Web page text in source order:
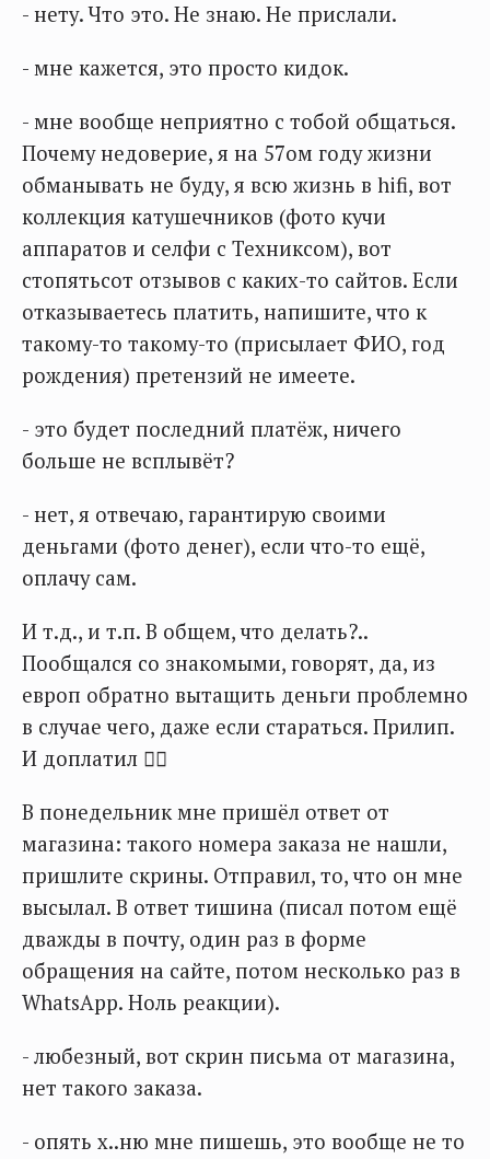
- нету. Что это. Не знаю. Не прислали.
- мне кажется, это просто кидок.
- мне вообще неприятно с тобой общаться.
Почему недоверие, я на 57ом году жизни
обманывать не буду, я всю жизнь в hifi, вот
коллекция катушечников (фото кучи
аппаратов и селфи с Техниксом), вот
стопятьсот отзывов с каких-то сайтов. Если
отказываетесь платить, напишите, что к
такому-то такому-то (присылает ФИО, год
рождения) претензий не имеете.
- это будет последний платёж, ничего
больше не всплывёт?
- нет, я отвечаю, гарантирую своими
деньгами (фото денег), если что-то ещё,
оплачу сам.
И т.д., и т.п. В общем, что делать?..
Пообщался со знакомыми, говорят, да, из
европ обратно вытащить деньги проблемно
в случае чего, даже если стараться. Прилип.
И доплатил 🤦‍♂️
В понедельник мне пришёл ответ от
магазина: такого номера заказа не нашли,
пришлите скрины. Отправил, то, что он мне
высылал. В ответ тишина (писал потом ещё
дважды в почту, один раз в форме
обращения на сайте, потом несколько раз в
WhatsApp. Ноль реакции).
- любезный, вот скрин письма от магазина,
нет такого заказа.
- опять х..ню мне пишешь, это вообще не то